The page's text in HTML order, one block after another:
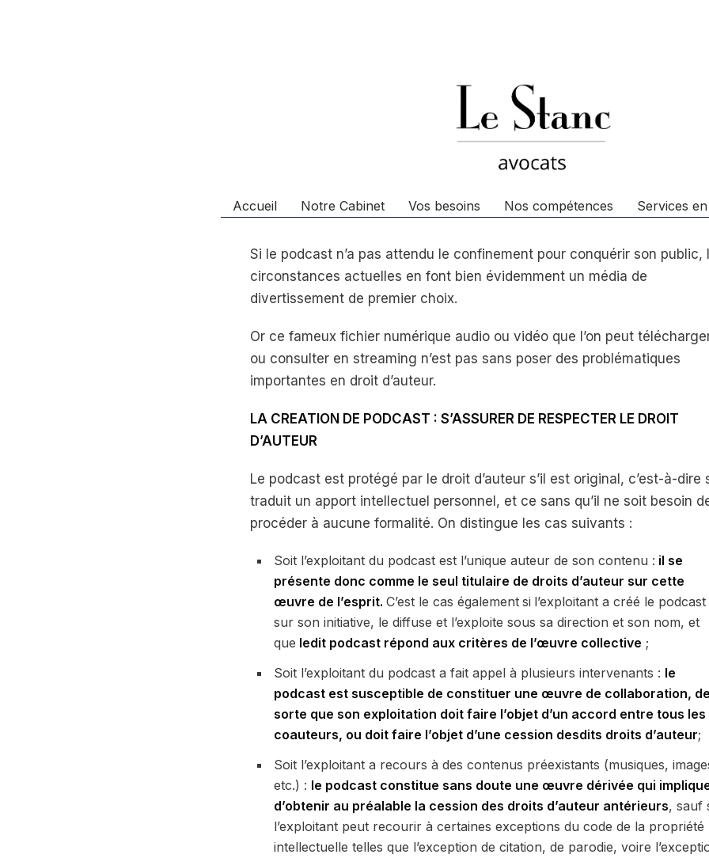
Accueil Notre Cabinet Vos besoins Nos compétences Services
Si le podcast n’a pas attendu le confinement pour conquérir son public,
circonstances actuelles en font bien évidemment un média de
divertissement de premier choix.
Or ce fameux fichier numérique audio ou vidéo que l’on peut
ou consulter en streaming n’est pas sans poser des problématiques
importantes en droit d’auteur.
LA CREATION DE PODCAST : S’ASSURER DE RESPECTER LE DROIT
D’AUTEUR
Le podcast est protégé par le droit d’auteur s’il est original, c’est-à-dire
traduit un apport intellectuel personnel, et ce sans qu’il ne soit besoin
procéder à aucune formalité. On distingue les cas suivants :
Soit l’exploitant du podcast est l’unique auteur de son contenu : il se
présente donc comme le seul titulaire de droits d’auteur sur cette
œuvre de l’esprit. C’est le cas également si l’exploitant a créé le podcast
sur son initiative, le diffuse et l’exploite sous sa direction et son nom, et
que ledit podcast répond aux critères de l’œuvre collective ;
Soit l’exploitant du podcast a fait appel à plusieurs intervenants : le
podcast est susceptible de constituer une œuvre de collaboration, de
sorte que son exploitation doit faire l’objet d’un accord entre tous les
coauteurs, ou doit faire l’objet d’une cession desdits droits d’auteur;
Soit l’exploitant a recours à des contenus préexistants (musiques,
etc.) : le podcast constitue sans doute une œuvre dérivée qui
d’obtenir au préalable la cession des droits d’auteur antérieurs, sauf
l’exploitant peut recourir à certaines exceptions du code de la propriété
intellectuelle telles que l’exception de citation, de parodie, voire